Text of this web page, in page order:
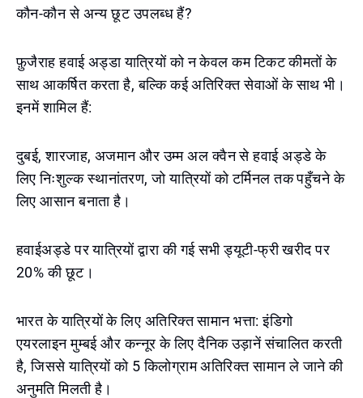
कौन-कौन से अन्य छूट उपलब्ध हैं?
फ़ुजैराह हवाई अड्डा यात्रियों को न केवल कम टिकट कीमतों के
साथ आकर्षित करता है, बल्कि कई अतिरिक्त सेवाओं के साथ भी।
इनमें शामिल हैं:
दुबई, शारजाह, अजमान और उम्म अल क्वैन से हवाई अड्डे के
लिए निःशुल्क स्थानांतरण, जो यात्रियों को टर्मिनल तक पहुँचने के
लिए आसान बनाता है।
हवाईअड्डे पर यात्रियों द्वारा की गई सभी ड्यूटी-फ्री खरीद पर
20% की छूट।
भारत के यात्रियों के लिए अतिरिक्त सामान भत्ता: इंडिगो
एयरलाइन मुम्बई और कन्नूर के लिए दैनिक उड़ानें संचालित करती
है, जिससे यात्रियों को 5 किलोग्राम अतिरिक्त सामान ले जाने की
अनुमति मिलती है।